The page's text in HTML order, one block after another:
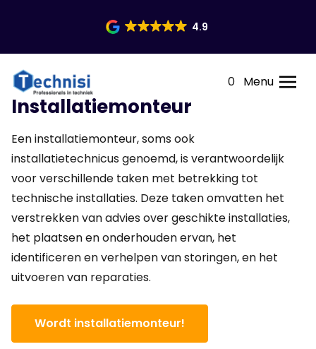
4.9
0 Menu
Installatiemonteur
Een installatiemonteur, soms ook
installatietechnicus genoemd, is verantwoordelijk
voor verschillende taken met betrekking tot
technische installaties. Deze taken omvatten het
verstrekken van advies over geschikte installaties,
het plaatsen en onderhouden ervan, het
identificeren en verhelpen van storingen, en het
uitvoeren van reparaties.
Wordt installatiemonteur!